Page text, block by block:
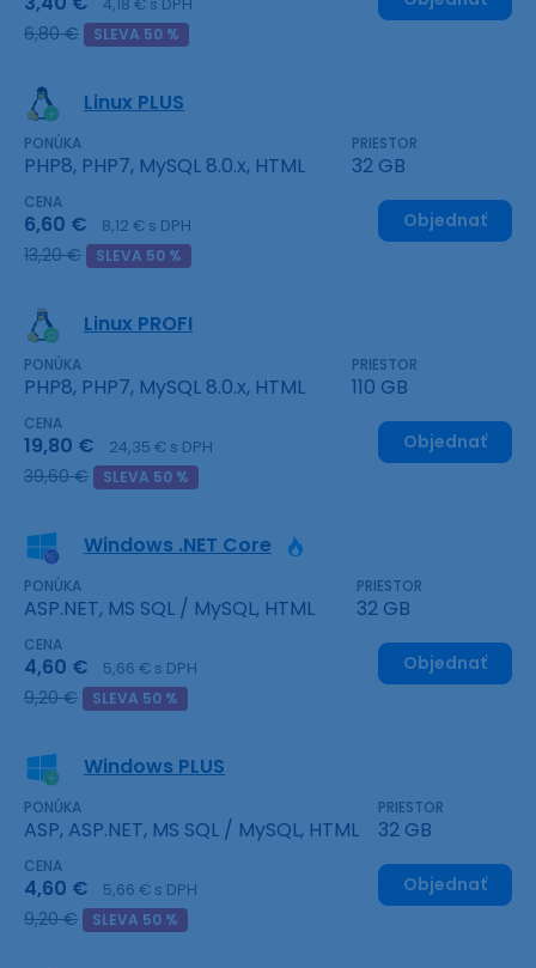
4,18 € s DPH
6,80 € SLEVA 50 %
Linux PLUS
PONÚKA
PHP8, PHP7, MySQL 8.0.x, HTML
PRIESTOR
32 GB
CENA
6,60 € 8,12 € s DPH
13,20 € SLEVA 50 %
Objednať
Linux PROFI
PONÚKA
PHP8, PHP7, MySQL 8.0.x, HTML
PRIESTOR
110 GB
CENA
19,80 € 24,35 € s DPH
39,60 € SLEVA 50 %
Objednať
Windows .NET Core
PONÚKA
ASP.NET, MS SQL / MySQL, HTML
PRIESTOR
32 GB
CENA
4,60 € 5,66 € s DPH
9,20 € SLEVA 50 %
Objednať
Windows PLUS
PONÚKA
ASP, ASP.NET, MS SQL / MySQL, HTML
PRIESTOR
32 GB
CENA
4,60 € 5,66 € s DPH
9,20 € SLEVA 50 %
Objednať